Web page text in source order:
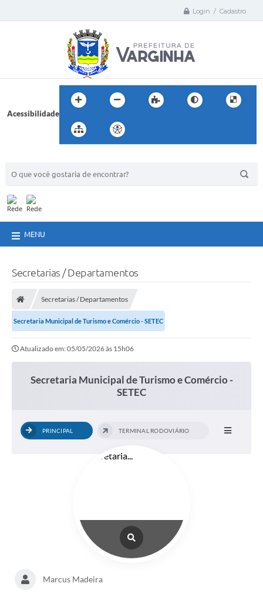
Login / Cadastro
Acessibilidade
MENU
Secretarias / Departamentos
Secretarias / Departamentos
Secretaria Municipal de Turismo e Comércio - SETEC
Atualizado em: 05/05/2026 às 15h06
Secretaria Municipal de Turismo e Comércio -
SETEC
PRINCIPAL TERMINAL RODOVIÁRIO
Marcus Madeira